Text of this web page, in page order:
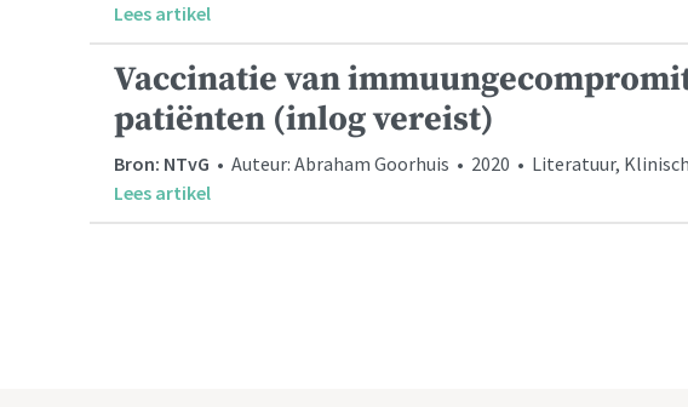
Lees artikel
Vaccinatie van
patiënten (inlog vereist)
Bron: NTvG • Auteur: Abraham Goorhuis • 2020 • Literatuur,
Lees artikel